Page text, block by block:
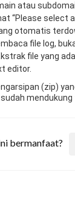
atau
“Please select
otomatis
file log,
file yang
editor.
(zip)
mendukung
bermanfaat?